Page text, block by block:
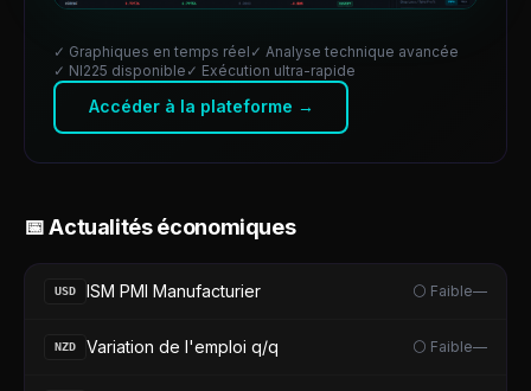
✓ Graphiques en temps réel ✓ Analyse technique avancée
✓ NI225 disponible ✓ Exécution ultra-rapide
Accéder à la plateforme →
📅 Actualités économiques
USD ISM PMI Manufacturier ⚪ Faible—
NZD Variation de l'emploi q/q ⚪ Faible—